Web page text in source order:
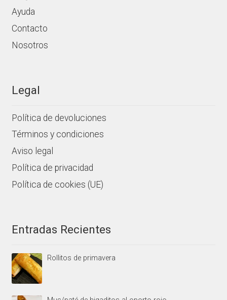
Ayuda
Contacto
Nosotros
Legal
Política de devoluciones
Términos y condiciones
Aviso legal
Política de privacidad
Política de cookies (UE)
Entradas Recientes
Rollitos de primavera